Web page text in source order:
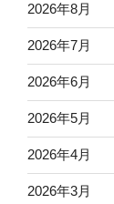
2026年8月
2026年7月
2026年6月
2026年5月
2026年4月
2026年3月